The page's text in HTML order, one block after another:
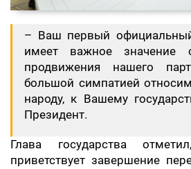
– Ваш первый
имеет важное значение
продвижения нашего
большой симпатией
народу, к Вашему
Президент.
Глава государства
приветствует завершение